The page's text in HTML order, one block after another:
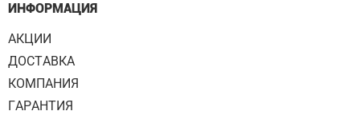
ИНФОРМАЦИЯ
АКЦИИ
ДОСТАВКА
КОМПАНИЯ
ГАРАНТИЯ